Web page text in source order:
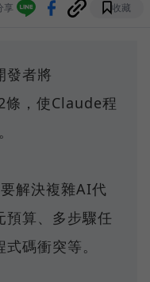
享 收藏
發者將
條，使Claude程
解決複雜AI代
預算、多步驟任
碼衝突等。